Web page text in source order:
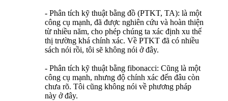
- Phân tích kỹ thuật bằng đồ (PTKT, TA): là một
công cụ mạnh, đã được nghiên cứu và hoàn thiện
từ nhiều năm, cho phép chúng ta xác định xu thế
thị trường khá chính xác. Về PTKT đã có nhiều
sách nói rồi, tôi sẽ không nói ở đây.
- Phân tích kỹ thuật bằng fibonacci: Cũng là một
công cụ mạnh, nhưng độ chính xác đến đâu còn
chưa rõ. Tôi cũng không nói về phương pháp
này ở đây.